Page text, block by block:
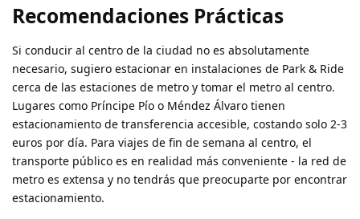
Recomendaciones Prácticas
Si conducir al centro de la ciudad no es absolutamente
necesario, sugiero estacionar en instalaciones de Park & Ride
cerca de las estaciones de metro y tomar el metro al centro.
Lugares como Príncipe Pío o Méndez Álvaro tienen
estacionamiento de transferencia accesible, costando solo 2-3
euros por día. Para viajes de fin de semana al centro, el
transporte público es en realidad más conveniente - la red de
metro es extensa y no tendrás que preocuparte por encontrar
estacionamiento.